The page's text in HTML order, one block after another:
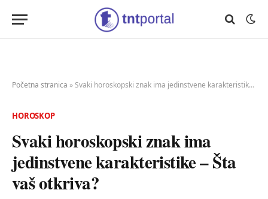
Početna stranica »Svaki horoskopski znak ima jedinstvene karakteristike – Šta vaš otkriva?
HOROSKOP
Svaki horoskopski znak ima
jedinstvene karakteristike – Šta
vaš otkriva?